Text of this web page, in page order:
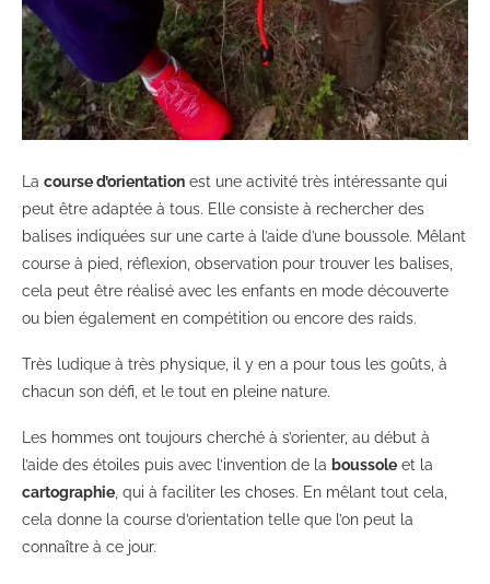
La course d’orientation est une activité très intéressante qui
peut être adaptée à tous. Elle consiste à rechercher des
balises indiquées sur une carte à l’aide d’une boussole. Mêlant
course à pied, réflexion, observation pour trouver les balises,
cela peut être réalisé avec les enfants en mode découverte
ou bien également en compétition ou encore des raids.
Très ludique à très physique, il y en a pour tous les goûts, à
chacun son défi, et le tout en pleine nature.
Les hommes ont toujours cherché à s’orienter, au début à
l’aide des étoiles puis avec l’invention de la boussole et la
cartographie , qui à faciliter les choses. En mêlant tout cela,
cela donne la course d’orientation telle que l’on peut la
connaître à ce jour.